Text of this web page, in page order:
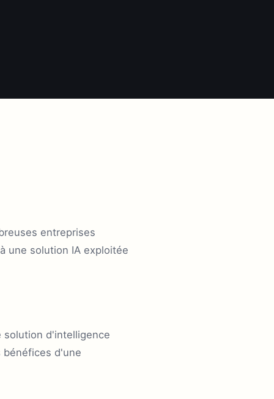
entreprises
une solution IA exploitée
solution d'intelligence
d'une